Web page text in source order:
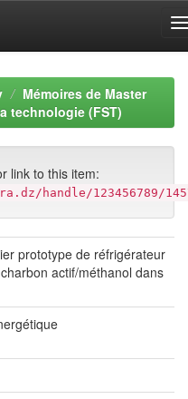
Mémoires de Master
technologie (FST)
link to this item:
handle/123456789/
prototype de réfrigérateur
actif/méthanol dans